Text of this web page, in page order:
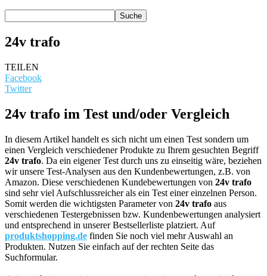
24v trafo
TEILEN
Facebook
Twitter
24v trafo im Test und/oder Vergleich
In diesem Artikel handelt es sich nicht um einen Test sondern um
einen Vergleich verschiedener Produkte zu Ihrem gesuchten Begriff
24v trafo. Da ein eigener Test durch uns zu einseitig wäre, beziehen
wir unsere Test-Analysen aus den Kundenbewertungen, z.B. von
Amazon. Diese verschiedenen Kundebewertungen von 24v trafo
sind sehr viel Aufschlussreicher als ein Test einer einzelnen Person.
Somit werden die wichtigsten Parameter von 24v trafo aus
verschiedenen Testergebnissen bzw. Kundenbewertungen analysiert
und entsprechend in unserer Bestsellerliste platziert. Auf
produktshopping.de finden Sie noch viel mehr Auswahl an
Produkten. Nutzen Sie einfach auf der rechten Seite das
Suchformular.